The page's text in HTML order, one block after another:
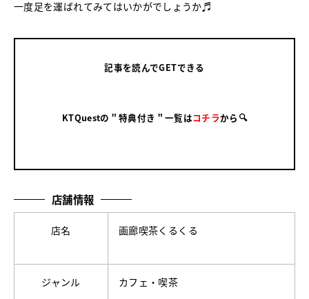
一度足を運ばれてみてはいかがでしょうか♬
記事を読んでGETできる
KTQuestの＂特典付き＂一覧はコチラから🔍
店舗情報
店名 画廊喫茶くるくる
ジャンル カフェ・喫茶